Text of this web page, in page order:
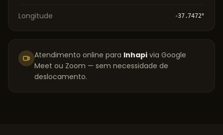
Longitude -37.7472°
Atendimento online para Inhapi via Google
Meet ou Zoom — sem necessidade de
deslocamento.